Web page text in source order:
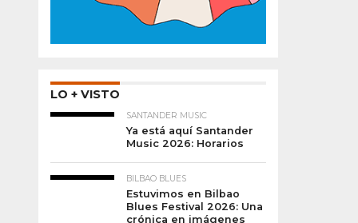
LO + VISTO
SANTANDER MUSIC
Ya está aquí Santander
Music 2026: Horarios
BILBAO BLUES
Estuvimos en Bilbao
Blues Festival 2026: Una
crónica en imágenes